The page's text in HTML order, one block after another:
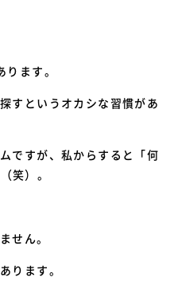
ます。
すというオカシな習慣があ
ですが、私からすると「何
笑）。
せん。
ります。